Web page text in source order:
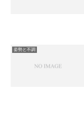
姿勢と不調